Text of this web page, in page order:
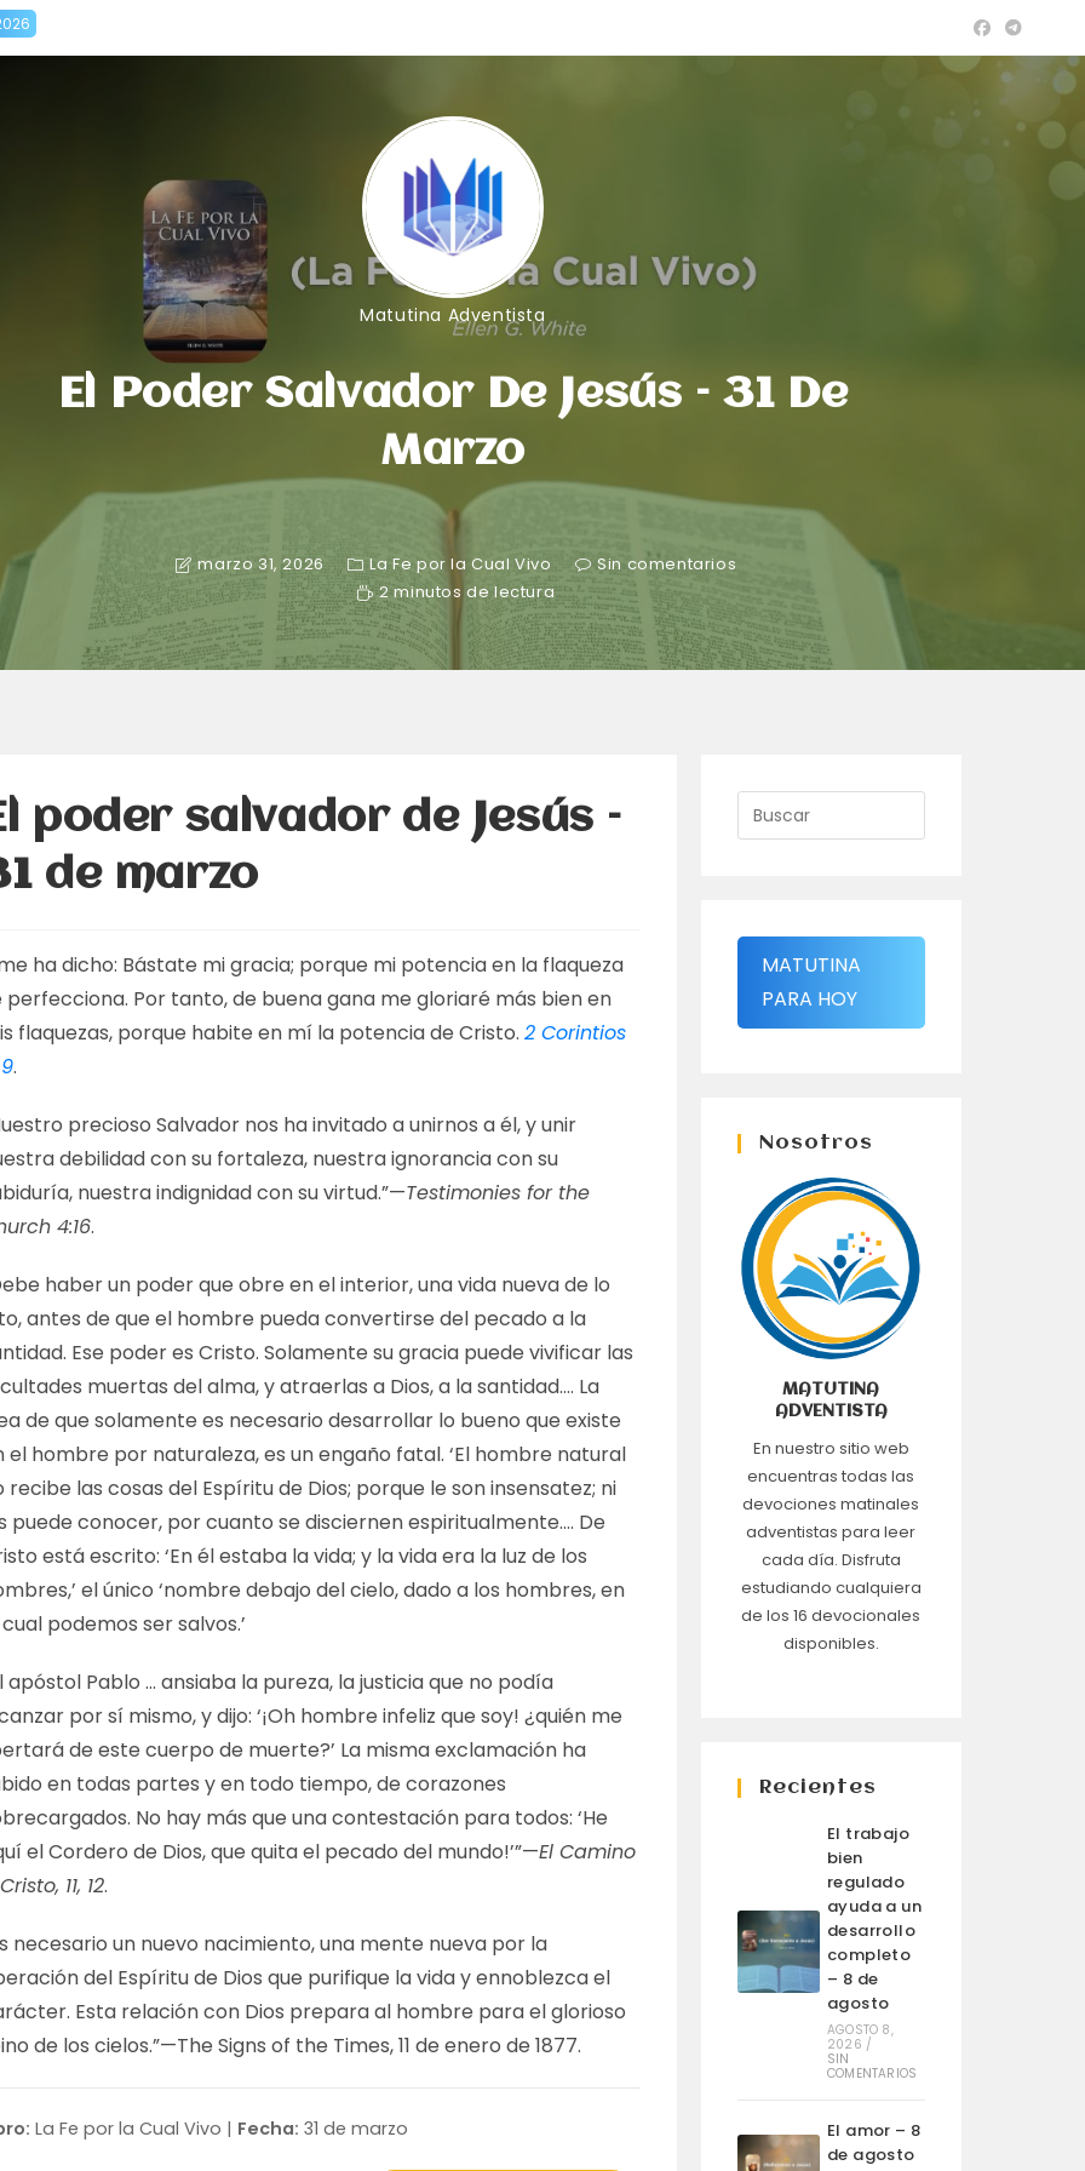
Matutina Adventista
El Poder Salvador De Jesús – 31 De
Marzo
marzo 31, 2026 La Fe por la Cual Vivo
Sin comentarios
2 minutos de lectura
poder salvador de Jesús –
de marzo
ha dicho: Bástate mi gracia; porque mi potencia en la flaqueza
perfecciona. Por tanto, de buena gana me gloriaré más bien en
flaquezas, porque habite en mí la potencia de Cristo.2 Corintios
.
precioso Salvador nos ha invitado a unirnos a él, y unir
debilidad con su fortaleza, nuestra ignorancia con su
nuestra indignidad con su virtud.”—Testimonies for the
4:16.
haber un poder que obre en el interior, una vida nueva de lo
antes de que el hombre pueda convertirse del pecado a la
Ese poder es Cristo. Solamente su gracia puede vivificar las
muertas del alma, y atraerlas a Dios, a la santidad…. La
de que solamente es necesario desarrollar lo bueno que existe
el hombre por naturaleza, es un engaño fatal. ‘El hombre natural
recibe las cosas del Espíritu de Dios; porque le son insensatez; ni
puede conocer, por cuanto se disciernen espiritualmente…. De
está escrito: ‘En él estaba la vida; y la vida era la luz de los
el único ‘nombre debajo del cielo, dado a los hombres, en
podemos ser salvos.’
apóstol Pablo … ansiaba la pureza, la justicia que no podía
por sí mismo, y dijo: ‘¡Oh hombre infeliz que soy! ¿quién me
de este cuerpo de muerte?’ La misma exclamación ha
en todas partes y en todo tiempo, de corazones
No hay más que una contestación para todos: ‘He
el Cordero de Dios, que quita el pecado del mundo!’”—El Camino
11, 12.
necesario un nuevo nacimiento, una mente nueva por la
del Espíritu de Dios que purifique la vida y ennoblezca el
Esta relación con Dios prepara al hombre para el glorioso
de los cielos.”—The Signs of the Times, 11 de enero de 1877.
La Fe por la Cual Vivo | Fecha: 31 de marzo
MATUTINA
PARA HOY
Nosotros
MATUTINA
ADVENTISTA
En nuestro sitio web
encuentras todas las
devociones matinales
adventistas para leer
cada día. Disfruta
estudiando cualquiera
de los 16 devocionales
disponibles.
Recientes
El trabajo
bien
regulado
ayuda a un
desarrollo
completo
– 8 de
agosto
AGOSTO 8,
2026 /
SIN
COMENTARIOS
El amor – 8
de agosto